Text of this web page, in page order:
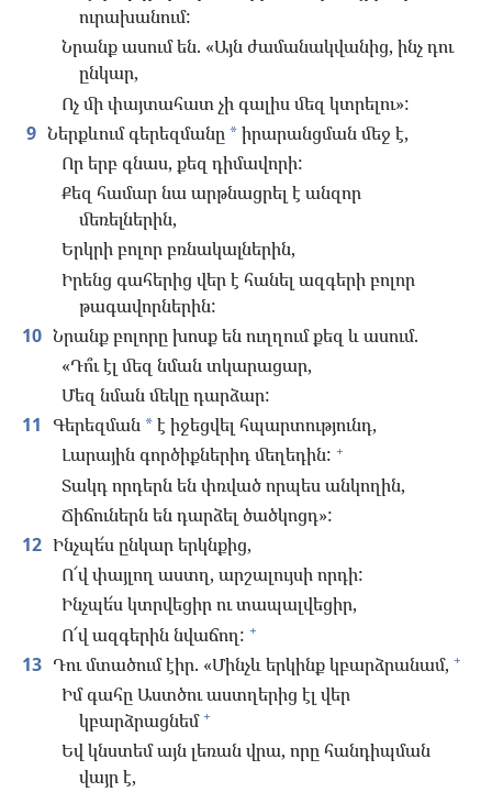
ուրախանում:
Նրանք ասում են. «Այն ժամանակվանից, ինչ դու
ընկար,
Ոչ մի փայտահատ չի գալիս մեզ կտրելու»:
9 Ներքևում գերեզմանը *իրարանցման մեջ է,
Որ երբ գնաս, քեզ դիմավորի:
Քեզ համար նա արթնացրել է անզոր
մեռելներին,
Երկրի բոլոր բռնակալներին,
Իրենց գահերից վեր է հանել ազգերի բոլոր
թագավորներին:
10 Նրանք բոլորը խոսք են ուղղում քեզ և ասում.
«Դո՞ւ էլ մեզ նման տկարացար,
Մեզ նման մեկը դարձար:
11 Գերեզման *է իջեցվել հպարտությունդ,
Լարային գործիքներիդ մեղեդին: +
Տակդ որդերն են փռված որպես անկողին,
Ճիճուներն են դարձել ծածկոցդ»:
12 Ինչպե՜ս ընկար երկնքից,
Ո՜վ փայլող աստղ, արշալույսի որդի:
Ինչպե՜ս կտրվեցիր ու տապալվեցիր,
Ո՜վ ազգերին նվաճող: +
13 Դու մտածում էիր. «Մինչև երկինք կբարձրանամ, +
Իմ գահը Աստծու աստղերից էլ վեր
կբարձրացնեմ +
Եվ կնստեմ այն լեռան վրա, որը հանդիպման
վայր է,